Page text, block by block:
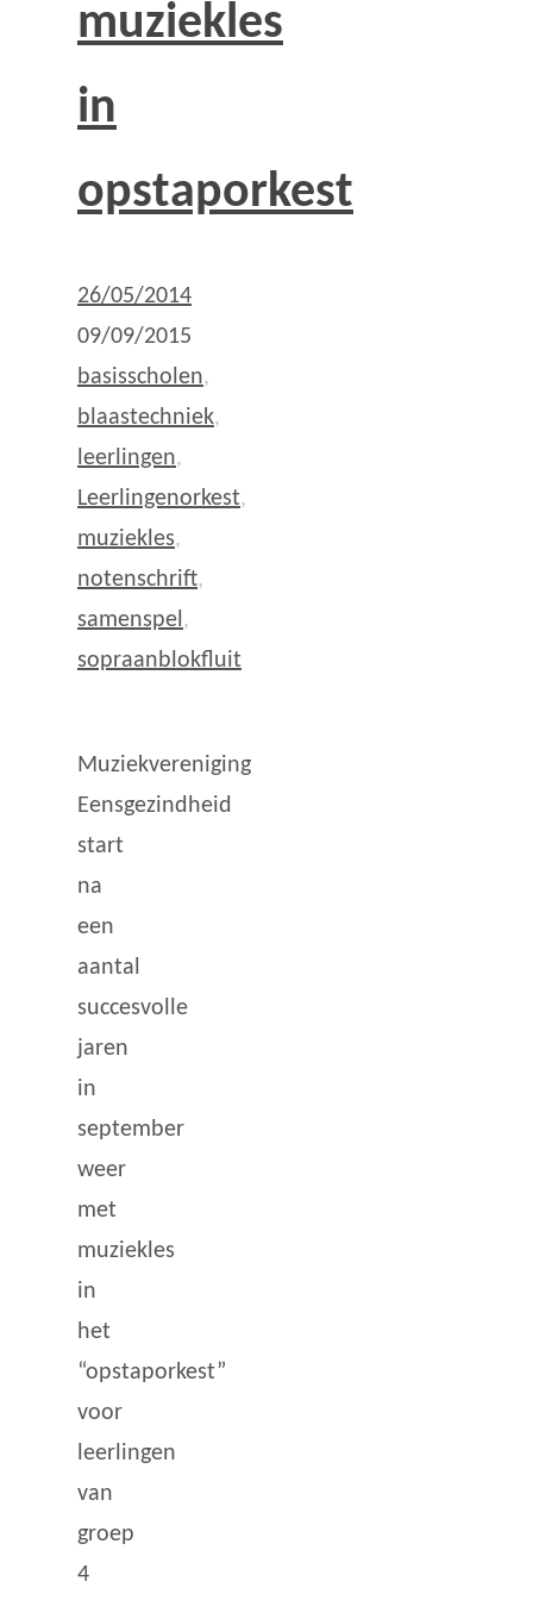
muziekles
in
opstaporkest
26/05/2014
09/09/2015
basisscholen,
blaastechniek,
leerlingen,
Leerlingenorkest,
muziekles,
notenschrift,
samenspel,
sopraanblokfluit
Muziekvereniging
Eensgezindheid
start
na
een
aantal
succesvolle
jaren
in
september
weer
met
muziekles
in
het
“opstaporkest”
voor
leerlingen
van
groep
4